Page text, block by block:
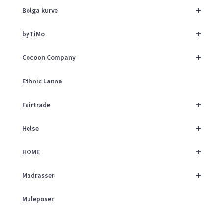
+
Bolga kurve
+
byTiMo
+
Cocoon Company
Ethnic Lanna
+
Fairtrade
+
Helse
+
HOME
+
Madrasser
Muleposer